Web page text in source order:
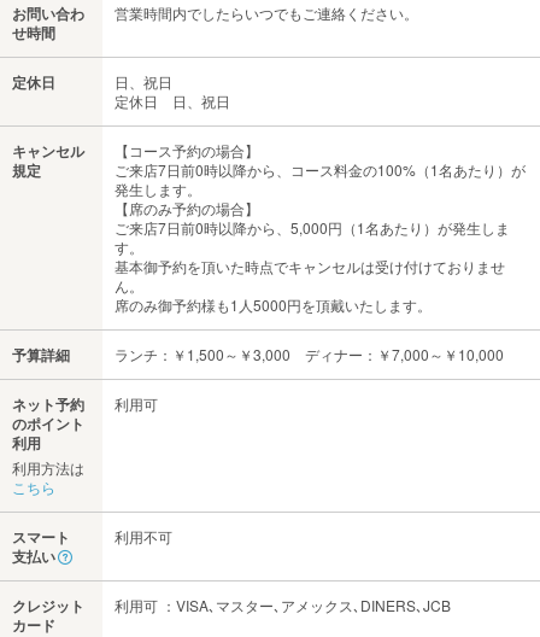
お問い合わ
せ時間
営業時間内でしたらいつでもご連絡ください。
定休日
日、祝日
定休日 日、祝日
キャンセル
規定
【コース予約の場合】
ご来店7日前0時以降から、コース料金の100%（1名あたり）が
発生します。
【席のみ予約の場合】
ご来店7日前0時以降から、5,000円（1名あたり）が発生しま
す。
基本御予約を頂いた時点でキャンセルは受け付けておりませ
ん。
席のみ御予約様も1人5000円を頂戴いたします。
予算詳細 ランチ：￥1,500～￥3,000 ディナー：￥7,000～￥10,000
ネット予約
のポイント
利用
利用方法は
こちら
利用可
スマート
支払い
利用不可
クレジット
カード
利用可 ：VISA､マスター､アメックス､DINERS､JCB